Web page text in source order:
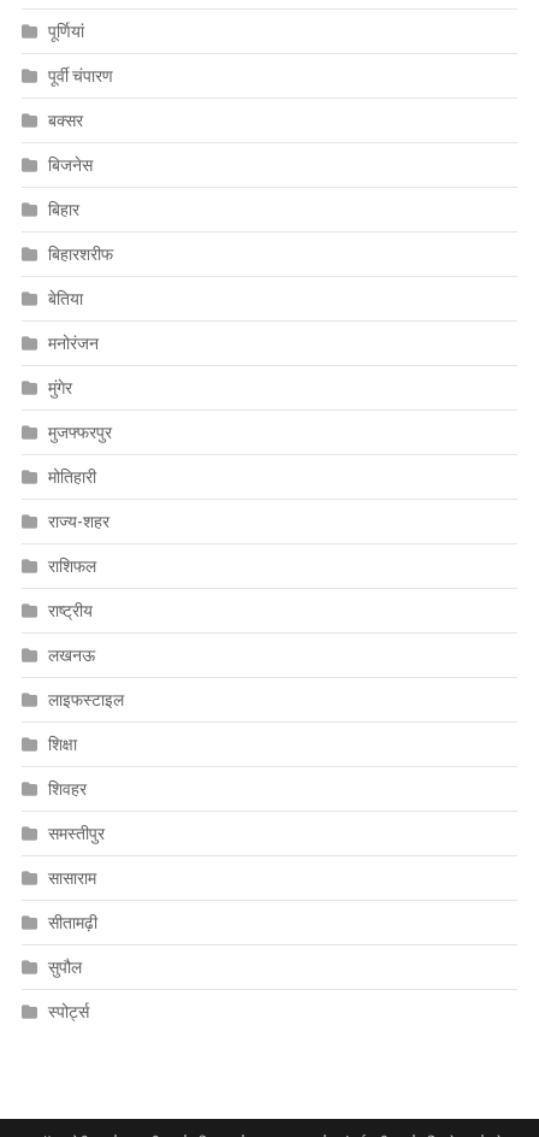
पूर्णियां
पूर्वी चंपारण
बक्सर
बिजनेस
बिहार
बिहारशरीफ
बेतिया
मनोरंजन
मुंगेर
मुजफ्फरपुर
मोतिहारी
राज्य-शहर
राशिफल
राष्ट्रीय
लखनऊ
लाइफस्टाइल
शिक्षा
शिवहर
समस्तीपुर
सासाराम
सीतामढ़ी
सुपौल
स्पोर्ट्स